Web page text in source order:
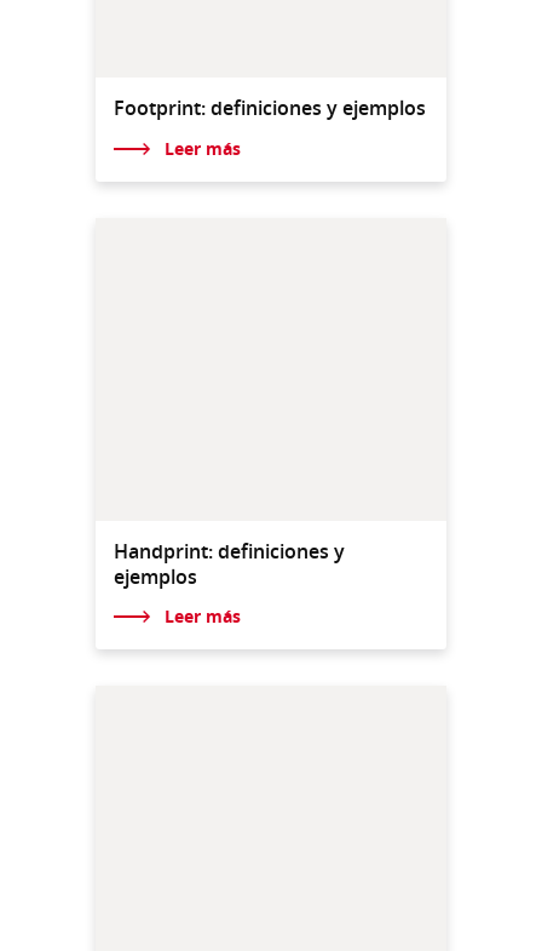
Footprint: definiciones y ejemplos
Leer más
Handprint: definiciones y
ejemplos
Leer más